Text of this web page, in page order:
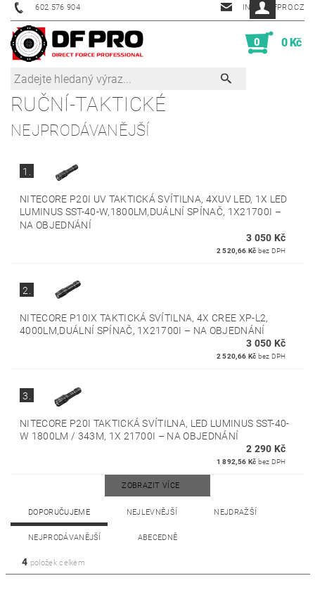
602 576 904 INFO@DFPRO.CZ
0 0 Kč
RUČNÍ-TAKTICKÉ
NEJPRODÁVANĚJŠÍ
1.
NITECORE P20I UV TAKTICKÁ SVÍTILNA, 4XUV LED, 1X LED
LUMINUS SST-40-W,1800LM,DUÁLNÍ SPÍNAČ, 1X21700I –
NA OBJEDNÁNÍ
3 050 Kč
2 520,66 Kč bez DPH
2.
NITECORE P10IX TAKTICKÁ SVÍTILNA, 4X CREE XP-L2,
4000LM,DUÁLNÍ SPÍNAČ, 1X21700I – NA OBJEDNÁNÍ
3 050 Kč
2 520,66 Kč bez DPH
3.
NITECORE P20I TAKTICKÁ SVÍTILNA, LED LUMINUS SST-40-
W 1800LM / 343M, 1X 21700I – NA OBJEDNÁNÍ
2 290 Kč
1 892,56 Kč bez DPH
ZOBRAZIT VÍCE
DOPORUČUJEME NEJLEVNĚJŠÍ NEJDRAŽŠÍ
NEJPRODÁVANĚJŠÍ ABECEDNĚ
4 položek celkem